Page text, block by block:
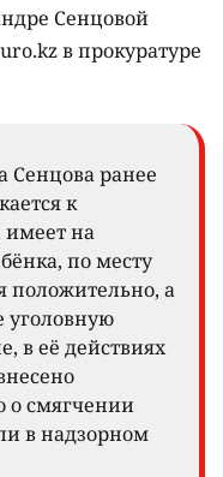
Сенцовой
в прокуратуре
Сенцова ранее
к
имеет на
по месту
положительно, а
уголовную
в её действиях
о смягчении
в надзорном